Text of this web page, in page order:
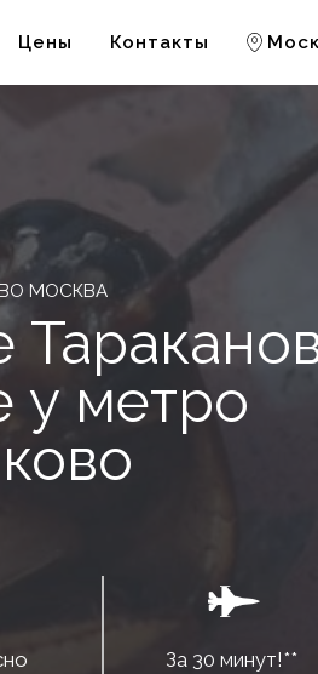
Цены Контакты
МОСКВА
у метро
За 30 минут!**